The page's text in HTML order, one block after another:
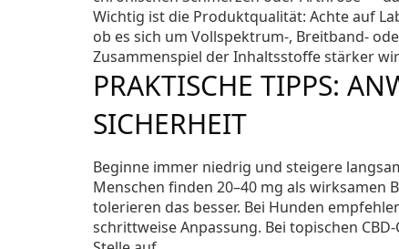
Wichtig ist die Produktqualität: Achte auf
ob es sich um Vollspektrum-, Breitband-
Zusammenspiel der Inhaltsstoffe stärker
PRAKTISCHE TIPPS:
SICHERHEIT
Beginne immer niedrig und steigere
Menschen finden 20–40 mg als
tolerieren das besser. Bei Hunden
schrittweise Anpassung. Bei topischen